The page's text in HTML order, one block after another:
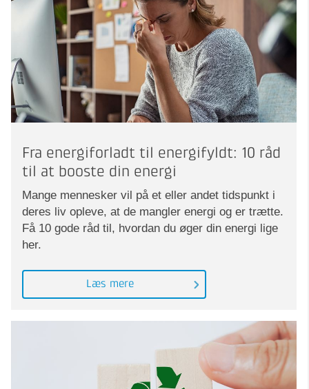
Fra energiforladt til energifyldt: 10 råd
til at booste din energi
Mange mennesker vil på et eller andet tidspunkt i
deres liv opleve, at de mangler energi og er trætte.
Få 10 gode råd til, hvordan du øger din energi lige
her.
Læs mere